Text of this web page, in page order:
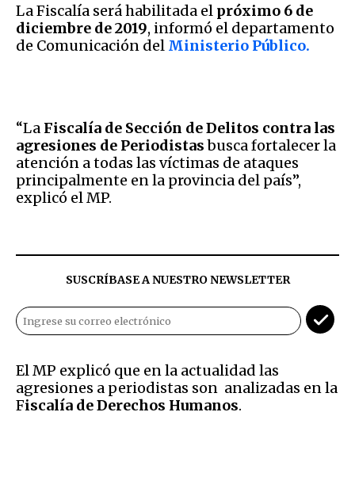
La Fiscalía será habilitada el próximo 6 de
diciembre de 2019, informó el departamento
de Comunicación del Ministerio Público.
“La Fiscalía de Sección de Delitos contra las
agresiones de Periodistasbusca fortalecer la
atención a todas las víctimas de ataques
principalmente en la provincia del país”,
explicó el MP.
SUSCRÍBASE A NUESTRO NEWSLETTER
El MP explicó que en la actualidad las
agresiones a periodistas son analizadas en la
Fiscalía de Derechos Humanos.